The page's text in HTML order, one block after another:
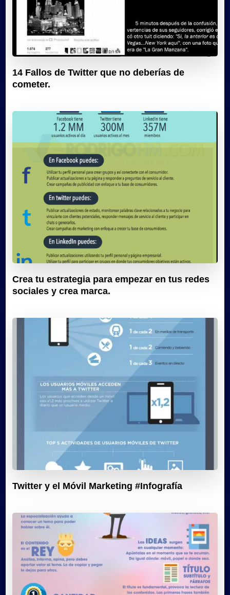
14 Fallos de Twitter que no deberías de
cometer.
Crea tu estrategia para empezar en tus redes
sociales y crea marca.
Twitter y el Móvil Marketing #Infografía